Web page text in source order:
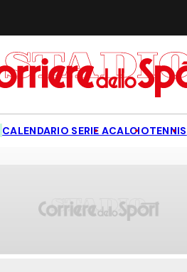
CALENDARIO SERIE ACALCIOTENNIS